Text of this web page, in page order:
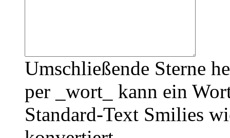
Umschließende Sterne
per _wort_ kann ein
Standard-Text Smilies